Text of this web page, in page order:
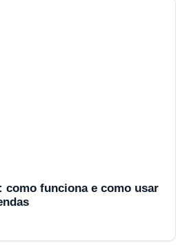
como funciona e como usar